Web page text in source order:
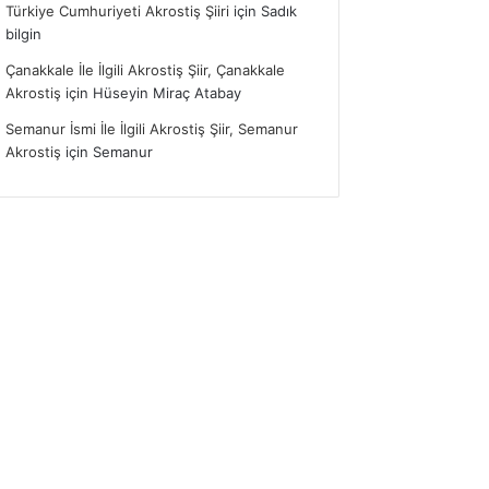
Türkiye Cumhuriyeti Akrostiş Şiiri için Sadık
bilgin
Çanakkale İle İlgili Akrostiş Şiir, Çanakkale
Akrostiş için Hüseyin Miraç Atabay
Semanur İsmi İle İlgili Akrostiş Şiir, Semanur
Akrostiş için Semanur